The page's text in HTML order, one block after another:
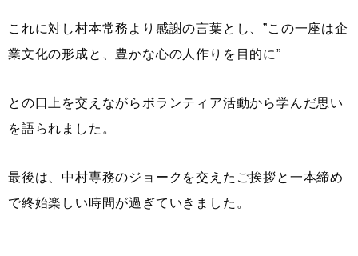
これに対し村本常務より感謝の言葉とし、”この一座は企
業文化の形成と、豊かな心の人作りを目的に”
との口上を交えながらボランティア活動から学んだ思い
を語られました。
最後は、中村専務のジョークを交えたご挨拶と一本締め
で終始楽しい時間が過ぎていきました。